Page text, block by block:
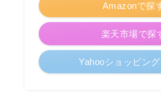
Amazonで探
楽天市場で探
Yahooショッピン